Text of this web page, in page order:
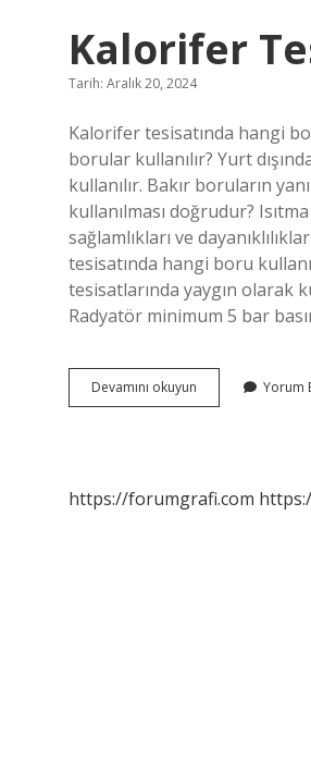
Kalorifer
Tarih: Aralık 20, 2024
Kalorifer tesisatında hangi
borular kullanılır? Yurt
kullanılır. Bakır boruların
kullanılması doğrudur?
sağlamlıkları ve
tesisatında hangi boru
tesisatlarında yaygın olarak
Radyatör minimum 5 bar
Devamını okuyun Kalorifer
Tesisat
Yorum
https://forumgrafi.com